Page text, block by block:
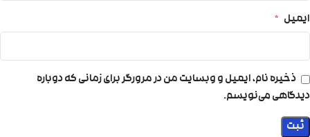
ایمیل *
ذخیره نام، ایمیل و وبسایت من در مرورگر برای زمانی که دوباره
دیدگاهی می‌نویسم.